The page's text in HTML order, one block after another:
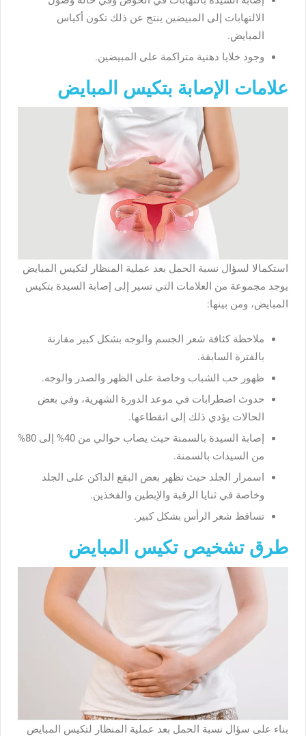
الالتهابات إلى المبيضين ينتج عن ذلك تكون أكياس
المبايض.
وجود خلايا دهنية متراكمة على المبيضين.
علامات الإصابة بتكيس المبايض
استكمالا لسؤال نسبة الحمل بعد عملية المنظار لتكيس المبايض
يوجد مجموعة من العلامات التي تسير إلى إصابة السيدة بتكيس
المبايض، ومن بينها:
ملاحظة كثافة شعر الجسم والوجه بشكل كبير مقارنة
بالفترة السابقة.
ظهور حب الشباب وخاصة على الظهر والصدر والوجه.
حدوث اضطرابات في موعد الدورة الشهرية، وفي بعض
الحالات يؤدي ذلك إلى انقطاعها.
إصابة السيدة بالسمنة حيث يصاب حوالي من 40% إلى 80%
من السيدات بالسمنة.
اسمرار الجلد حيث تظهر بعض البقع الداكن على الجلد
وخاصة في ثنايا الرقبة والإبطين والفخذين.
تساقط شعر الرأس بشكل كبير.
طرق تشخيص تكيس المبايض
بناء على سؤال نسبة الحمل بعد عملية المنظار لتكيس المبايض